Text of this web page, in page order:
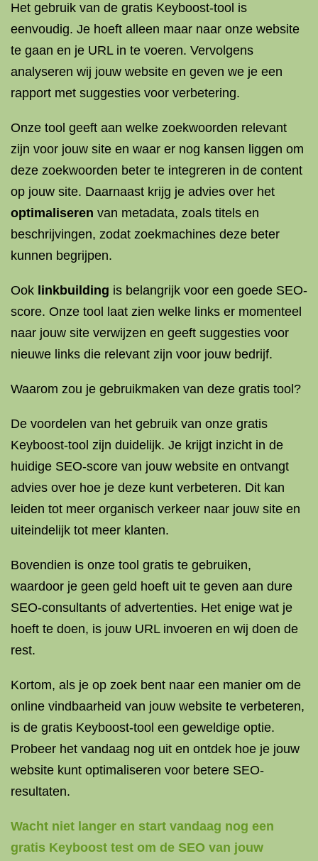
Het gebruik van de gratis Keyboost-tool is
eenvoudig. Je hoeft alleen maar naar onze website
te gaan en je URL in te voeren. Vervolgens
analyseren wij jouw website en geven we je een
rapport met suggesties voor verbetering.
Onze tool geeft aan welke zoekwoorden relevant
zijn voor jouw site en waar er nog kansen liggen om
deze zoekwoorden beter te integreren in de content
op jouw site. Daarnaast krijg je advies over het
optimaliseren van metadata, zoals titels en
beschrijvingen, zodat zoekmachines deze beter
kunnen begrijpen.
Ook linkbuilding is belangrijk voor een goede SEO-
score. Onze tool laat zien welke links er momenteel
naar jouw site verwijzen en geeft suggesties voor
nieuwe links die relevant zijn voor jouw bedrijf.
Waarom zou je gebruikmaken van deze gratis tool?
De voordelen van het gebruik van onze gratis
Keyboost-tool zijn duidelijk. Je krijgt inzicht in de
huidige SEO-score van jouw website en ontvangt
advies over hoe je deze kunt verbeteren. Dit kan
leiden tot meer organisch verkeer naar jouw site en
uiteindelijk tot meer klanten.
Bovendien is onze tool gratis te gebruiken,
waardoor je geen geld hoeft uit te geven aan dure
SEO-consultants of advertenties. Het enige wat je
hoeft te doen, is jouw URL invoeren en wij doen de
rest.
Kortom, als je op zoek bent naar een manier om de
online vindbaarheid van jouw website te verbeteren,
is de gratis Keyboost-tool een geweldige optie.
Probeer het vandaag nog uit en ontdek hoe je jouw
website kunt optimaliseren voor betere SEO-
resultaten.
Wacht niet langer en start vandaag nog een
gratis Keyboost test om de SEO van jouw